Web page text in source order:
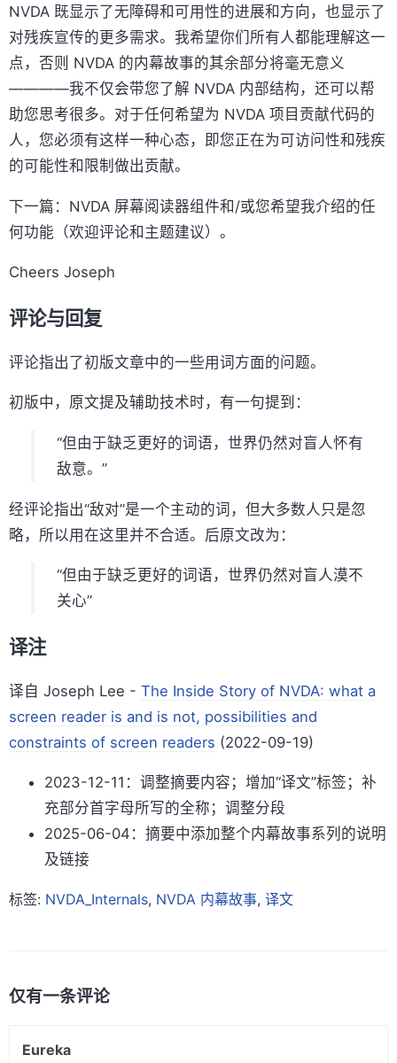
NVDA 既显示了无障碍和可用性的进展和方向，也显示了
对残疾宣传的更多需求。我希望你们所有人都能理解这一
点，否则 NVDA 的内幕故事的其余部分将毫无意义
————我不仅会带您了解 NVDA 内部结构，还可以帮
助您思考很多。对于任何希望为 NVDA 项目贡献代码的
人，您必须有这样一种心态，即您正在为可访问性和残疾
的可能性和限制做出贡献。
下一篇：NVDA 屏幕阅读器组件和/或您希望我介绍的任
何功能（欢迎评论和主题建议）。
Cheers Joseph
评论与回复
评论指出了初版文章中的一些用词方面的问题。
初版中，原文提及辅助技术时，有一句提到：
“但由于缺乏更好的词语，世界仍然对盲人怀有
敌意。”
经评论指出“敌对”是一个主动的词，但大多数人只是忽
略，所以用在这里并不合适。后原文改为：
“但由于缺乏更好的词语，世界仍然对盲人漠不
关心”
译注
译自 Joseph Lee - The Inside Story of NVDA: what a
screen reader is and is not, possibilities and
constraints of screen readers (2022-09-19)
2023-12-11：调整摘要内容；增加“译文”标签；补
充部分首字母所写的全称；调整分段
2025-06-04：摘要中添加整个内幕故事系列的说明
及链接
标签: NVDA_Internals, NVDA 内幕故事, 译文
仅有一条评论
Eureka